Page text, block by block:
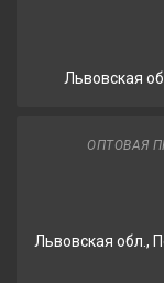
Львовская
ОПТОВАЯ
Львовская обл.,